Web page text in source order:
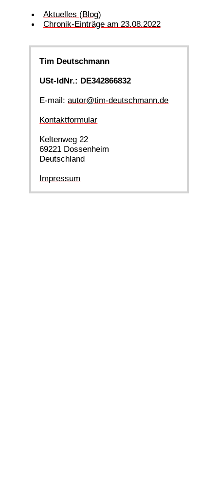
Aktuelles (Blog)
Chronik-Einträge am 23.08.2022
Tim Deutschmann
USt-IdNr.: DE342866832
E-mail:autor@tim-deutschmann.de
Kontaktformular
Keltenweg 22
69221 Dossenheim
Deutschland
Impressum